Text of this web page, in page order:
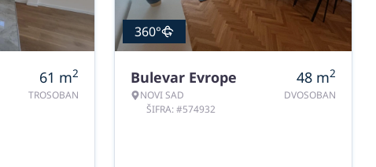
61 m2
TROSOBAN
360°
Bulevar Evrope
NOVI SAD
ŠIFRA: #574932
48 m2
DVOSOBAN